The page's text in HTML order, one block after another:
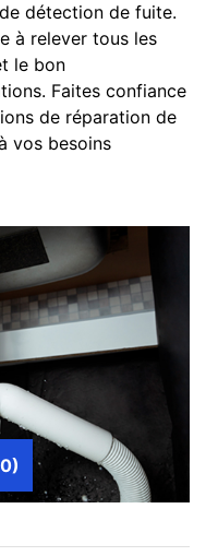
détection de fuite.
à relever tous les
le bon
Faites confiance
de réparation de
vos besoins